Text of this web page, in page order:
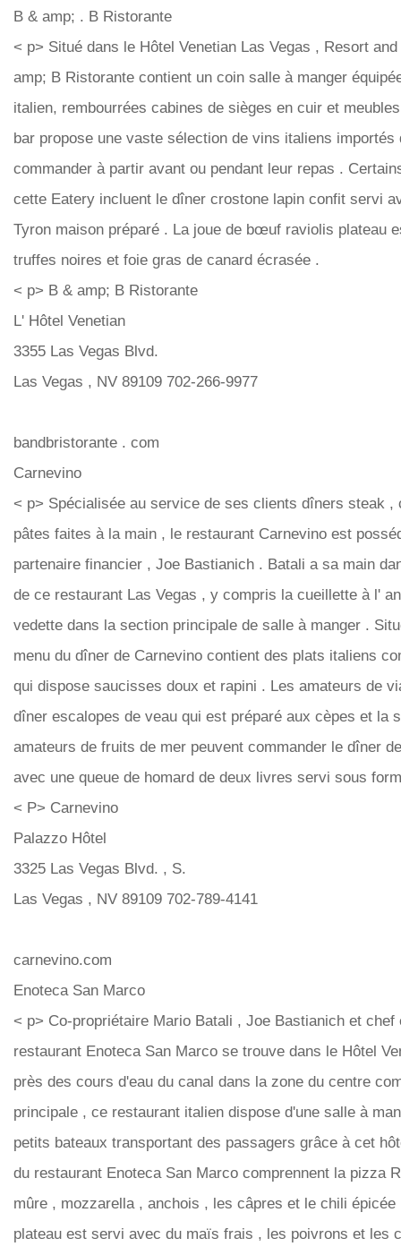
B & amp; . B Ristorante
< p> Situé dans le Hôtel Venetian Las Vegas , Resort
amp; B Ristorante contient un coin salle à manger
italien, rembourrées cabines de sièges en cuir et
bar propose une vaste sélection de vins italiens
commander à partir avant ou pendant leur repas .
cette Eatery incluent le dîner crostone lapin confit servi
Tyron maison préparé . La joue de bœuf raviolis plateau
truffes noires et foie gras de canard écrasée .
< p> B & amp; B Ristorante
L' Hôtel Venetian
3355 Las Vegas Blvd.
Las Vegas , NV 89109 702-266-9977
bandbristorante . com
Carnevino
< p> Spécialisée au service de ses clients dîners steak
pâtes faites à la main , le restaurant Carnevino est
partenaire financier , Joe Bastianich . Batali a sa main
de ce restaurant Las Vegas , y compris la cueillette à l'
vedette dans la section principale de salle à manger .
menu du dîner de Carnevino contient des plats italiens
qui dispose saucisses doux et rapini . Les amateurs de
dîner escalopes de veau qui est préparé aux cèpes et la
amateurs de fruits de mer peuvent commander le dîner
avec une queue de homard de deux livres servi sous
< P> Carnevino
Palazzo Hôtel
3325 Las Vegas Blvd. , S.
Las Vegas , NV 89109 702-789-4141
carnevino.com
Enoteca San Marco
< p> Co-propriétaire Mario Batali , Joe Bastianich et chef
restaurant Enoteca San Marco se trouve dans le Hôtel
près des cours d'eau du canal dans la zone du centre
principale , ce restaurant italien dispose d'une salle à
petits bateaux transportant des passagers grâce à cet
du restaurant Enoteca San Marco comprennent la pizza
mûre , mozzarella , anchois , les câpres et le chili
plateau est servi avec du maïs frais , les poivrons et les